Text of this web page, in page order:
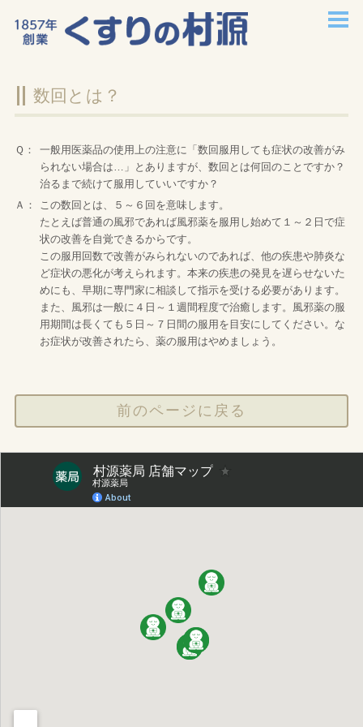
企業情報
店舗案内
チラシ情報
採用情報
お問い合わせ
症状から探す
サプリ豆知識
数回とは？
Ｑ：
一般用医薬品の使用上の注意に「数回服用しても症状の改善がみ
られない場合は…」とありますが、数回とは何回のことですか？
治るまで続けて服用していいですか？
Ａ：
この数回とは、５～６回を意味します。
たとえば普通の風邪であれば風邪薬を服用し始めて１～２日で症
状の改善を自覚できるからです。
この服用回数で改善がみられないのであれば、他の疾患や肺炎な
ど症状の悪化が考えられます。本来の疾患の発見を遅らせないた
めにも、早期に専門家に相談して指示を受ける必要があります。
また、風邪は一般に４日～１週間程度で治癒します。風邪薬の服
用期間は長くても５日～７日間の服用を目安にしてください。な
お症状が改善されたら、薬の服用はやめましょう。
前のページに戻る